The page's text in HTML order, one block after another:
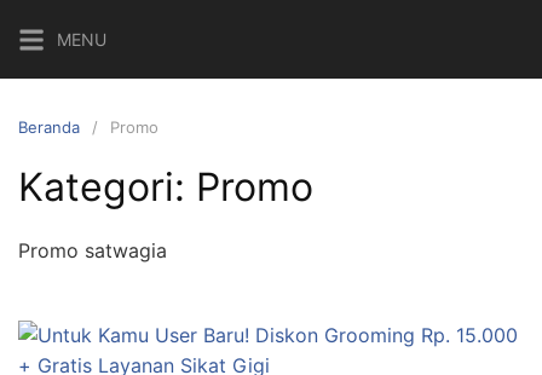
ke
konten
MENU
Beranda Promo
Kategori: Promo
Promo satwagia